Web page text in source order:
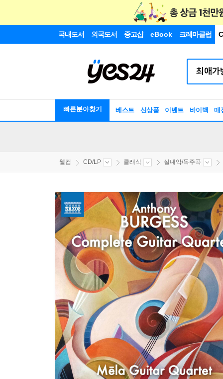
국내도서 외국도서 중고샵 eBook 크레마클럽
빠른분야찾기 베스트 신상품 이벤트 바이백 매
웰컴 CD/LP 클래식 실내악/독주곡